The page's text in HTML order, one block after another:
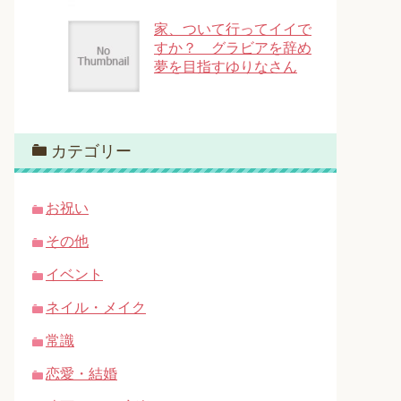
家、ついて行ってイイで
すか？ グラビアを辞め
夢を目指すゆりなさん
カテゴリー
お祝い
その他
イベント
ネイル・メイク
常識
恋愛・結婚